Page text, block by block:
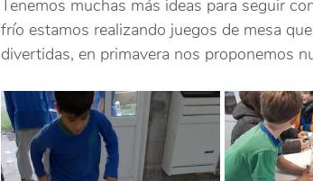
Tenemos muchas más ideas para seguir
frío estamos realizando juegos de mesa
divertidas, en primavera nos proponemos